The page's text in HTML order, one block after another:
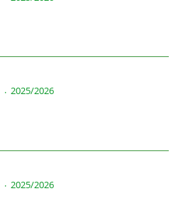
· 2025/2026
· 2025/2026